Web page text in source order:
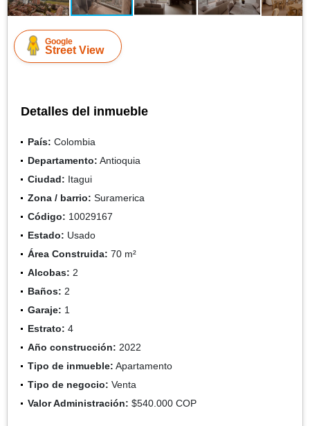
Google
Street View
Detalles del inmueble
País: Colombia
Departamento: Antioquia
Ciudad: Itagui
Zona / barrio: Suramerica
Código: 10029167
Estado: Usado
Área Construida: 70 m²
Alcobas: 2
Baños: 2
Garaje: 1
Estrato: 4
Año construcción: 2022
Tipo de inmueble: Apartamento
Tipo de negocio: Venta
Valor Administración: $540.000 COP